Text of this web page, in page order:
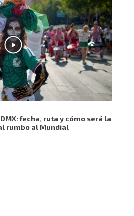
fecha, ruta y cómo será la
rumbo al Mundial